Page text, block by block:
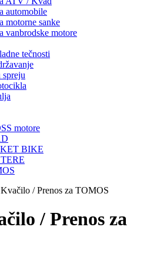
automobile
motorne sanke
vanbrodske motore
tečnosti
spreju
motore
BIKE
/ Prenos za TOMOS
/ Prenos za